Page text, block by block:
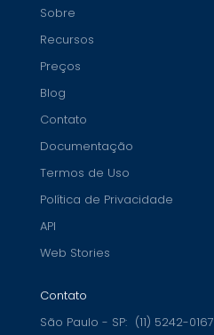
Sobre
Recursos
Preços
Blog
Contato
Documentação
Termos de Uso
Política de Privacidade
API
Web Stories
Contato
São Paulo - SP: (11) 5242-0167